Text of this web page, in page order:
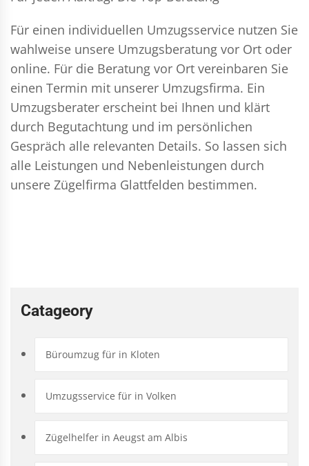
Für einen individuellen Umzugsservice nutzen Sie
wahlweise unsere Umzugsberatung vor Ort oder
online. Für die Beratung vor Ort vereinbaren Sie
einen Termin mit unserer Umzugsfirma. Ein
Umzugsberater erscheint bei Ihnen und klärt
durch Begutachtung und im persönlichen
Gespräch alle relevanten Details. So lassen sich
alle Leistungen und Nebenleistungen durch
unsere Zügelfirma Glattfelden bestimmen.
Catageory
Büroumzug für in Kloten
Umzugsservice für in Volken
Zügelhelfer in Aeugst am Albis